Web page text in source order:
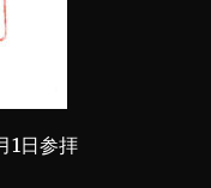
1日参拝